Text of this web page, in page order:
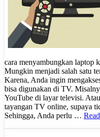
cara menyambungkan laptop
Mungkin menjadi salah satu
Karena, Anda ingin
bisa digunakan di TV.
YouTube di layar televisi.
tayangan TV online, supaya
Sehingga, Anda perlu …